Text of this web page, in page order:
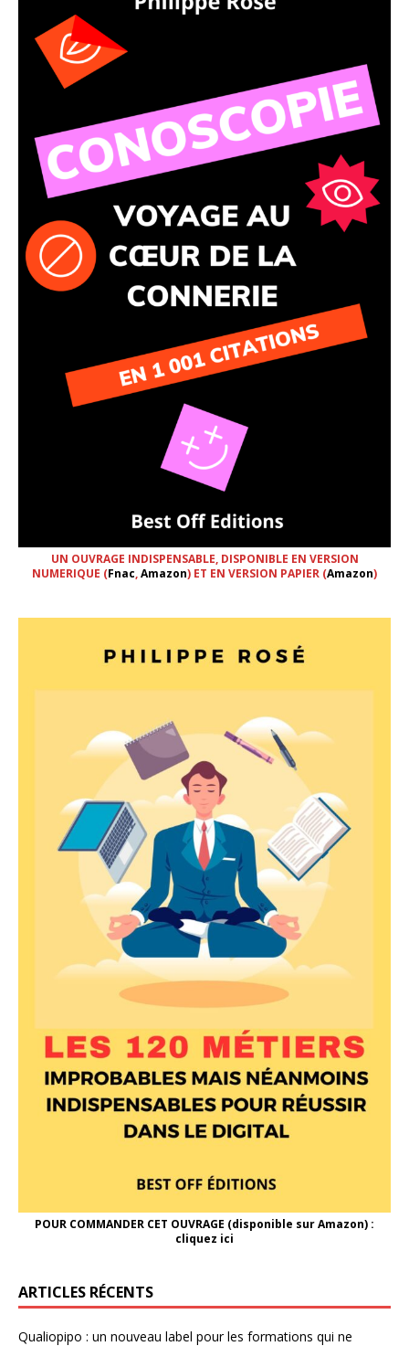
UN OUVRAGE INDISPENSABLE, DISPONIBLE EN VERSION
NUMERIQUE (Fnac,Amazon) ET EN VERSION PAPIER (Amazon)
POUR COMMANDER CET OUVRAGE (disponible sur Amazon) :
cliquez ici
ARTICLES RÉCENTS
Qualiopipo : un nouveau label pour les formations qui ne